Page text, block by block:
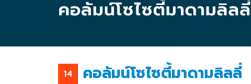
คอลัมน์โซไซตี้มาดามลิลลี่
14 คอลัมน์โซไซตี้มาดามลิลลี่